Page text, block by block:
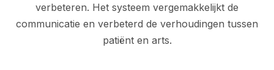
verbeteren. Het systeem vergemakkelijkt de
communicatie en verbeterd de verhoudingen tussen
patiënt en arts.